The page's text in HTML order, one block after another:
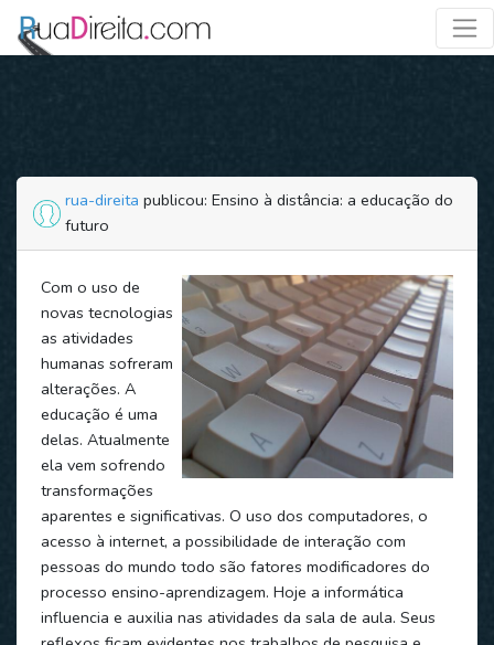
rua-direita publicou: Ensino à distância: a educação do
futuro
Com o uso de
novas tecnologias
as atividades
humanas sofreram
alterações. A
educação é uma
delas. Atualmente
ela vem sofrendo
transformações
aparentes e significativas. O uso dos computadores, o
acesso à internet, a possibilidade de interação com
pessoas do mundo todo são fatores modificadores do
processo ensino-aprendizagem. Hoje a informática
influencia e auxilia nas atividades da sala de aula. Seus